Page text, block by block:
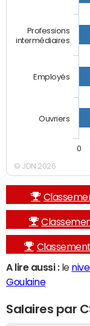
Professions
intermédiaires
Employés
Ouvriers
0
© JDN 2026
A lire aussi :le
Goulaine
Salaires par